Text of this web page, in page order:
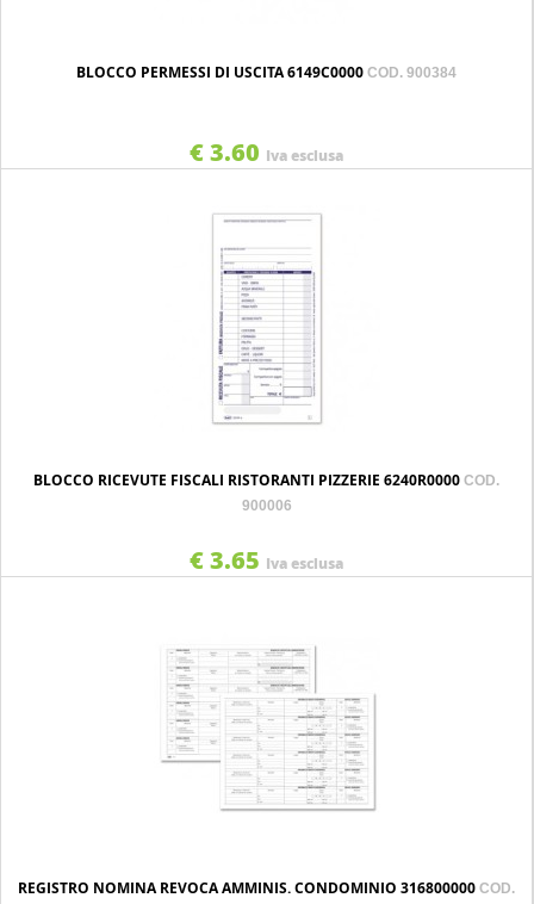
BLOCCO PERMESSI DI USCITA 6149C0000 COD. 900384
€ 3.60 Iva esclusa
BLOCCO RICEVUTE FISCALI RISTORANTI PIZZERIE 6240R0000 COD.
900006
€ 3.65 Iva esclusa
REGISTRO NOMINA REVOCA AMMINIS. CONDOMINIO 316800000 COD.